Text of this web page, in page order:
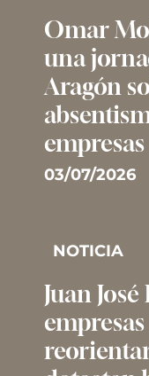
Omar
una
Aragón
empresas
03/07/2026
NOTICIA
Juan